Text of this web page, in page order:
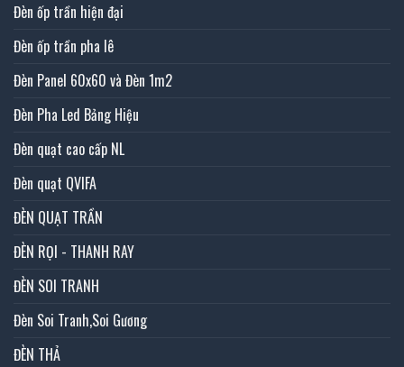
Đèn ốp trần hiện đại
Đèn ốp trần pha lê
Đèn Panel 60x60 và Đèn 1m2
Đèn Pha Led Bảng Hiệu
Đèn quạt cao cấp NL
Đèn quạt QVIFA
ĐÈN QUẠT TRẦN
ĐÈN RỌI - THANH RAY
ĐÈN SOI TRANH
Đèn Soi Tranh,Soi Gương
ĐÈN THẢ